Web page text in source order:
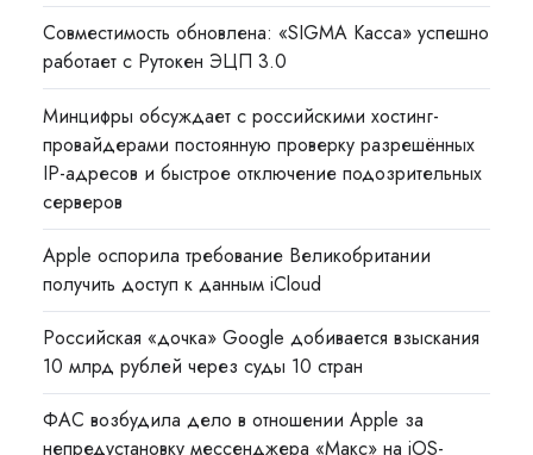
Совместимость обновлена: «SIGMA Касса» успешно
работает с Рутокен ЭЦП 3.0
Минцифры обсуждает с российскими хостинг-
провайдерами постоянную проверку разрешённых
IP-адресов и быстрое отключение подозрительных
серверов
Apple оспорила требование Великобритании
получить доступ к данным iCloud
Российская «дочка» Google добивается взыскания
10 млрд рублей через суды 10 стран
ФАС возбудила дело в отношении Apple за
непредустановку мессенджера «Макс» на iOS-